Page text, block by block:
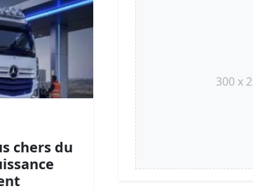
chers du
300 x